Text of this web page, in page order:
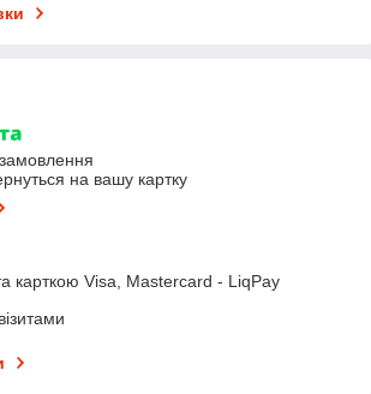
на вашу картку
карткою Visa, Mastercard - LiqPay